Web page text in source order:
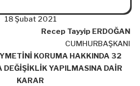
18 Şubat 2021
Recep Tayyip ERDOĞAN
CUMHURBAŞKANI
KORUMA HAKKINDA 32
DEĞİŞİKLİK YAPILMASINA DAİR
KARAR